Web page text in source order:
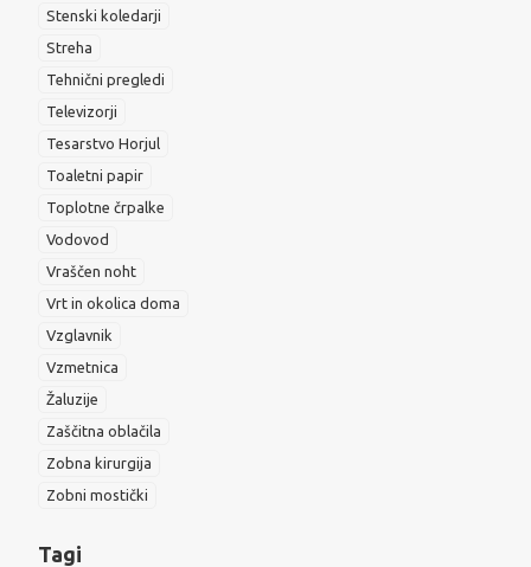
Stenski koledarji
Streha
Tehnični pregledi
Televizorji
Tesarstvo Horjul
Toaletni papir
Toplotne črpalke
Vodovod
Vraščen noht
Vrt in okolica doma
Vzglavnik
Vzmetnica
Žaluzije
Zaščitna oblačila
Zobna kirurgija
Zobni mostički
Tagi